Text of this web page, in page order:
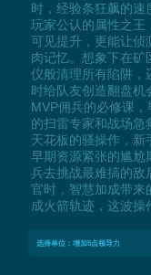
时，经验条狂飙的速
玩家公认的属性之王
可见提升，更能让侦
肉记忆。想象下在矿
仪般清理所有陷阱，
时给队友创造翻盘机
MVP佣兵的必修课
的扫雷专家和战场急
天花板的骚操作，新
早期资源紧张的尴尬
兵去挑战最难搞的敌
官时，智慧加成带来
成火箭轨迹，这波操
选择单位：增加5点领导力